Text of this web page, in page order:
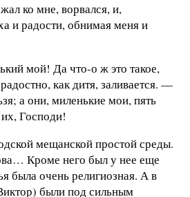
ко мне, ворвался, и,
и радости, обнимая меня и
мой! Да что-о ж это такое,
как дитя, заливается. —
а они, миленькие мои, пять
Господи!
мещанской простой среды.
Кроме него был у нее еще
была очень религиозная. А в
были под сильным